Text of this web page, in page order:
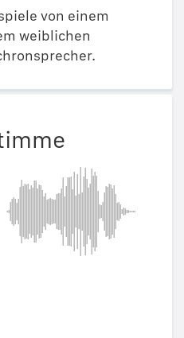
von einem
weiblichen